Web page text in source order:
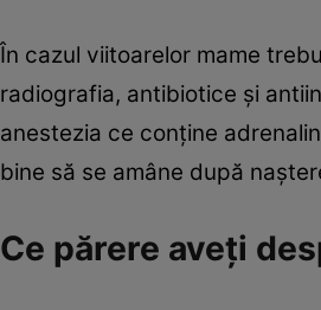
În cazul viitoarelor mame
radiografia, antibiotice şi
anestezia ce conţine
bine să se amâne după
Ce părere aveţi